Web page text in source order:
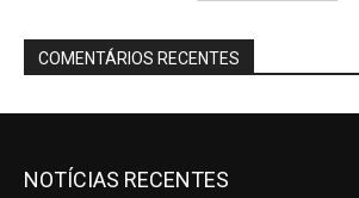
COMENTÁRIOS RECENTES
NOTÍCIAS RECENTES